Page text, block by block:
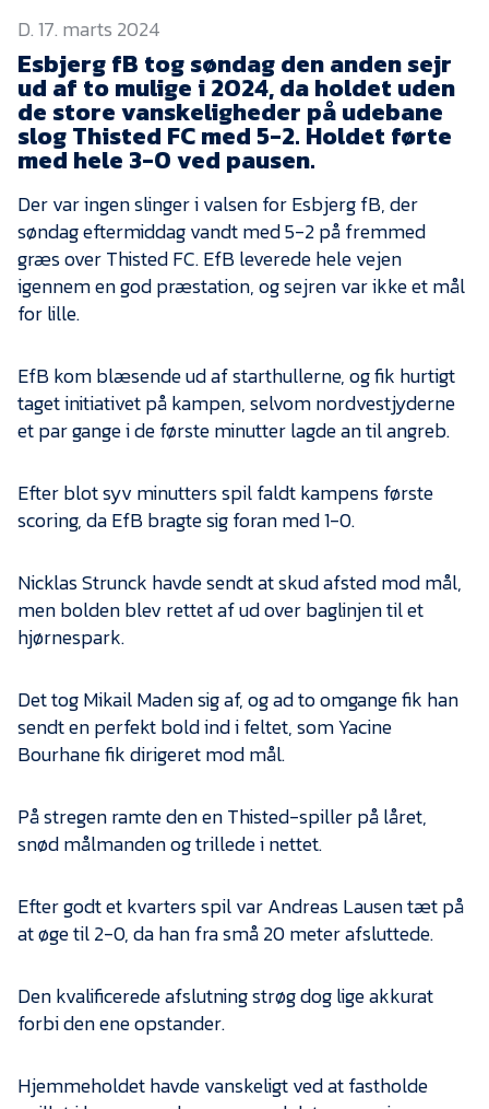
EfB Akademi
Sydvestjysk Fodbold
Samarbejde
Partnere
Blue Water Arena
Aktionærinformation
Kontakt
Job i EfB
D. 17. marts 2024
Esbjerg fB tog søndag den anden sejr
ud af to mulige i 2024, da holdet uden
de store vanskeligheder på udebane
slog Thisted FC med 5-2. Holdet førte
med hele 3-0 ved pausen.
Der var ingen slinger i valsen for Esbjerg fB, der
søndag eftermiddag vandt med 5-2 på fremmed
græs over Thisted FC. EfB leverede hele vejen
igennem en god præstation, og sejren var ikke et mål
for lille.
EfB kom blæsende ud af starthullerne, og fik hurtigt
taget initiativet på kampen, selvom nordvestjyderne
et par gange i de første minutter lagde an til angreb.
Efter blot syv minutters spil faldt kampens første
scoring, da EfB bragte sig foran med 1-0.
Nicklas Strunck havde sendt at skud afsted mod mål,
men bolden blev rettet af ud over baglinjen til et
hjørnespark.
Det tog Mikail Maden sig af, og ad to omgange fik han
sendt en perfekt bold ind i feltet, som Yacine
Bourhane fik dirigeret mod mål.
På stregen ramte den en Thisted-spiller på låret,
snød målmanden og trillede i nettet.
Efter godt et kvarters spil var Andreas Lausen tæt på
at øge til 2-0, da han fra små 20 meter afsluttede.
Den kvalificerede afslutning strøg dog lige akkurat
forbi den ene opstander.
Hjemmeholdet havde vanskeligt ved at fastholde